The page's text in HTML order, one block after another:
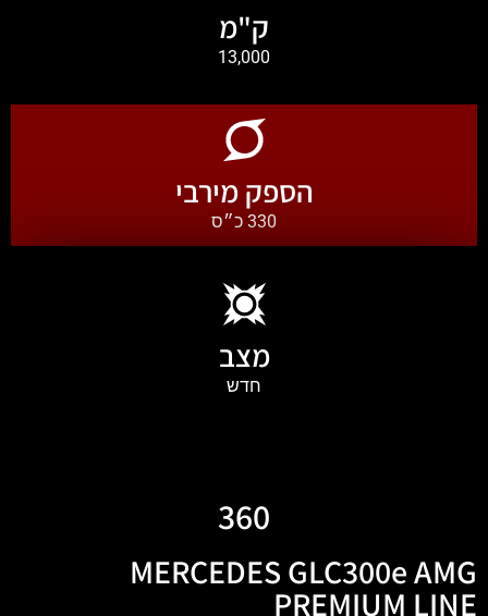
ק"מ
13,000
הספק מירבי
330 כ״ס
מצב
חדש
360
MERCEDES GLC300e AMG
PREMIUM LINE